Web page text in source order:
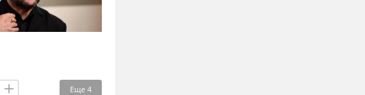
Еще 4